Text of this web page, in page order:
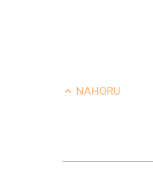
NAHORU